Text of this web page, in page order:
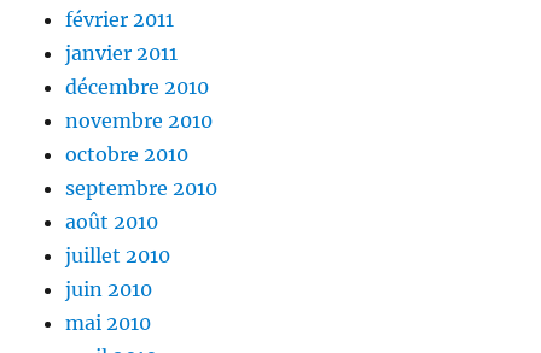
février 2011
janvier 2011
décembre 2010
novembre 2010
octobre 2010
septembre 2010
août 2010
juillet 2010
juin 2010
mai 2010